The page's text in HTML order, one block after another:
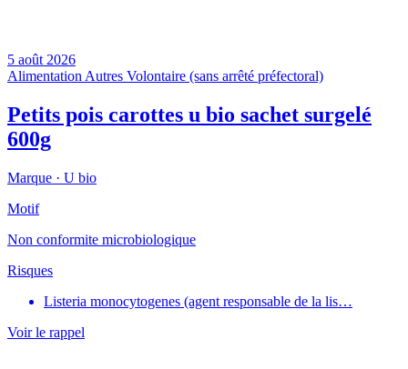
5 août 2026
AlimentationAutres Volontaire (sans arrêté préfectoral)
Petits pois carottes u bio sachet surgelé
600g
Marque · U bio
Motif
Non conformite microbiologique
Risques
Listeria monocytogenes (agent responsable de la lis…
Voir le rappel